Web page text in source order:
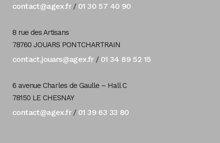
contact@agex.fr/ 01 30 57 40 90
8 rue des Artisans
78760 JOUARS PONTCHARTRAIN
contact.jouars@agex.fr/ 01 34 89 52 15
6 avenue Charles de Gaulle – Hall C
78150 LE CHESNAY
contact@agex.fr/ 01 39 63 33 80